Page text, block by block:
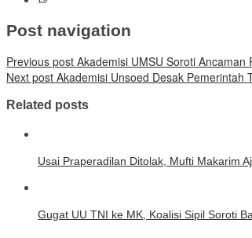
Post navigation
Previous post Akademisi UMSU Soroti
Next post Akademisi Unsoed Desak Pemerintah
Related posts
Usai Praperadilan Ditolak, Mufti Makarim
Gugat UU TNI ke MK, Koalisi Sipil Soroti